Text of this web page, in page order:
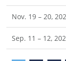
Nov. 19 – 20,
Sep. 11 – 12,